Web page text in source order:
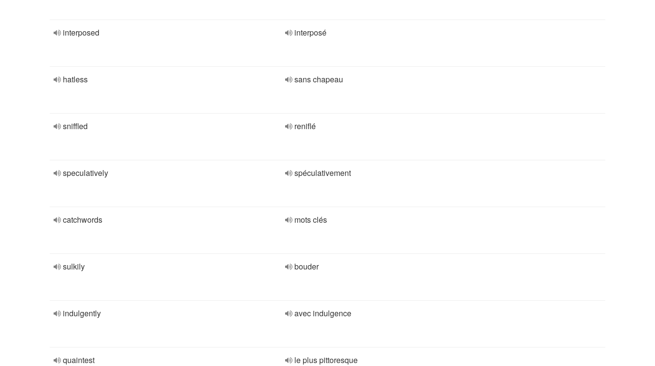
interposed interposé
hatless sans chapeau
sniffled reniflé
speculatively spéculativement
catchwords mots clés
sulkily bouder
indulgently avec indulgence
quaintest le plus pittoresque